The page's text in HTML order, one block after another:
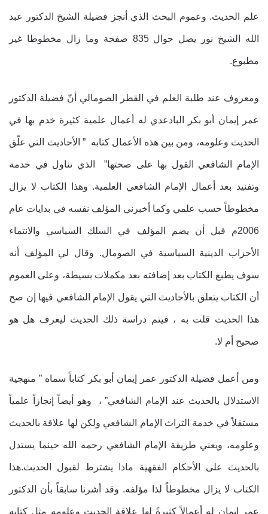
علم الحديث. وعموم البحث الذي أنجز فضيلة الشيخ الدكتور عبد
الله الشيخ نور يصل حوال 835 صفحة وما زال مخطوطا غير
مطبوع.
ومعروف عند طلبة العلم في القطر الصومالي أنّ فضيلة الدكتور
عمر إيمان أبو بكر البادعدي له أعمال علمية كثيرة خدم بها في
الحديث وعلومه، ومن بين هذه الأعمال كتابه ” الأحاديث التي علّق
الإمام الشافعي القول بها على صحتها” الذي تناول في خدمة
وتفنيد بعد أعمال الإمام الشافعي العلمية. وهذا الكتاب لا يزال
مخطوطاً حسب علمي وكما أخبرني المؤلف نفسه في بدايات عام
2006م قبل أن يضم المؤلف في السلك السياسي والانتماء
الأحزاب الدينية السياسية في الصومال. وقال لي المؤلف أنه
سوف يطبع الكتاب بعد إضافته بعد مكملات بسيطة، وعلى العموم
أن الكتاب يتعلق بالأحاديث التي يقول الإمام الشافعي فيها إن صح
هذا الحديث قلت به ، فيتم دراسة ذلك الحديث ليعرف هل هو
صحيح أم لا.
ومن أعمل فضيلة الدكتور عمر إيمان أبو بكر كتاباً سماه ” منهجية
الاستدلال بالحديث عند الإمام الشافعي” ، وهو أيضاً إنجازاً علمياً
مستقلاً في خدمة التراث الإمام الشافعي ولكن لها علاقة بالحديث
وعلومه، ويعني طريقة الإمام الشافعي رحمه الله حينما يستدل
بالحديث على الأحكام الفقهية ماذا يشترط لقبول الحديث.هذا
الكتاب لا يزال مخطوطاً لذا مؤلفه. وقد أشرنا سابقاً بأن الدكتور
عمر إيمان له أعمالاً كثيرةً لها علاقة الحديث وعلومه مثل كتابه